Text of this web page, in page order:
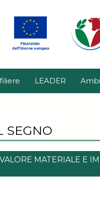
LEADER
SEGNO
MATERIALE E